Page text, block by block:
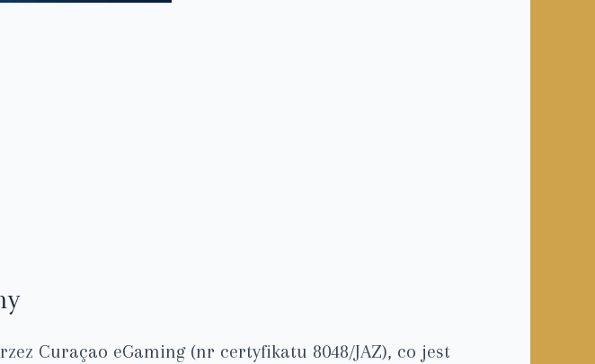
Curaçao eGaming (nr certyfikatu 8048/JAZ), co jest